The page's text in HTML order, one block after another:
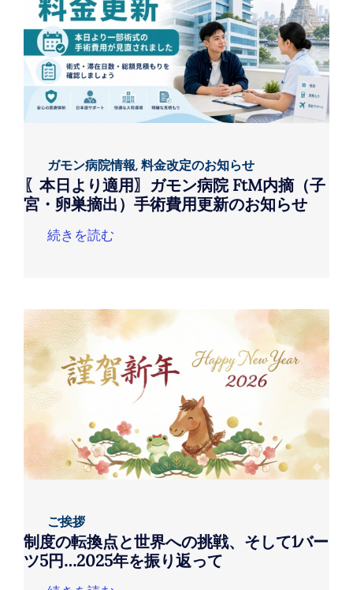
ガモン病院情報,料金改定のお知らせ
〖本日より適用〗ガモン病院 FtM内摘（子
宮・卵巣摘出）手術費用更新のお知らせ
続きを読む
ご挨拶
制度の転換点と世界への挑戦、そして1バー
ツ5円…2025年を振り返って